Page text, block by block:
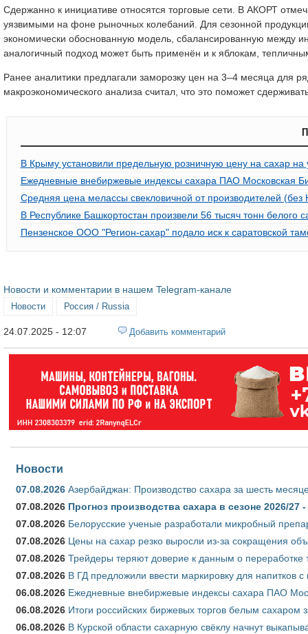
Сдержанно к инициативе относятся торговые сети. В АКОРТ
уязвимыми на фоне рыночных колебаний. Для сезонной
экономически обоснованную модель, сбалансированную между
аналогичный подход может быть применён и к яблокам,
Ранее аналитики предлагали заморозку цен на 3–4 месяца для
макроэкономического анализа считал, что это поможет
В Крыму установили предельную розничную цену на сахар на
Ежедневные внебиржевые индексы сахара ПАО Московская
Средняя цена мелассы свекловичной от производителей
В Республике Башкортостан произвели 56 тысяч тонн белого
Пензенское ООО "Регион-сахар" подало иск к саратовской
Новости и комментарии в нашем Telegram-канале
Новости Россия / Russia
24.07.2025 - 12:07 Добавить комментарий
Новости
07.08.2026 Азербайджан: Производство сахара за шесть
07.08.2026 Прогноз производства сахара в сезоне 2026/
07.08.2026 Белорусские ученые разработали микробный
07.08.2026 Цены на сахар резко выросли из-за сокращения
07.08.2026 Трейдеры теряют доверие к данным о переработке
07.08.2026 В ГД предложили ввести маркировку для напитков
06.08.2026 Ежедневные внебиржевые индексы сахара ПАО
06.08.2026 Итоги российских биржевых торгов белым сахаром
06.08.2026 В Курской области сахарную свёклу начнут